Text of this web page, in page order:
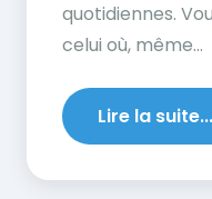
quotidiennes.
celui où, même...
Lire la suite...